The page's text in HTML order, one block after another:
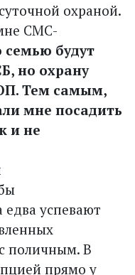
охраной.
СМС-
семью будут
но охрану
Тем самым,
мне посадить
и не
успевают
поличным. В
прямо у